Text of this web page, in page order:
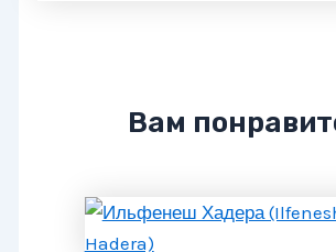
Вам